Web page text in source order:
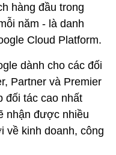
hàng đầu trong
năm - là danh
Cloud Platform.
dành cho các đối
Partner và Premier
đối tác cao nhất
nhận được nhiều
về kinh doanh, công